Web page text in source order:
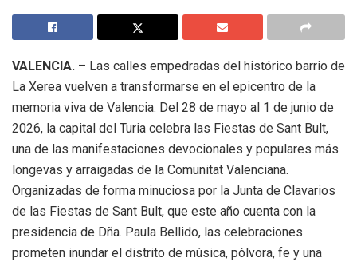
VALENCIA. – Las calles empedradas del histórico barrio de
La Xerea vuelven a transformarse en el epicentro de la
memoria viva de Valencia. Del 28 de mayo al 1 de junio de
2026, la capital del Turia celebra las Fiestas de Sant Bult,
una de las manifestaciones devocionales y populares más
longevas y arraigadas de la Comunitat Valenciana.
Organizadas de forma minuciosa por la Junta de Clavarios
de las Fiestas de Sant Bult, que este año cuenta con la
presidencia de Dña. Paula Bellido, las celebraciones
prometen inundar el distrito de música, pólvora, fe y una